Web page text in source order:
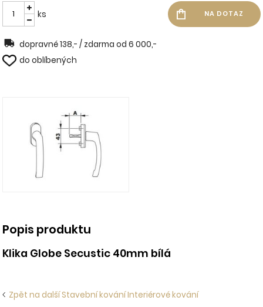
ks
dopravné 138,- / zdarma od 6 000,-
do oblíbených
Popis produktu
Klika Globe Secustic 40mm bílá
Zpět na další Stavební kování Interiérové kování